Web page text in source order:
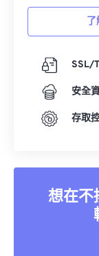
SSL/
安全
存取
想在不